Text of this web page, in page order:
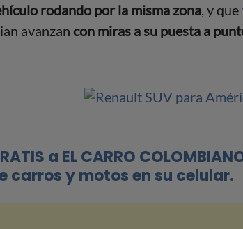
rodando por la misma zona, y que
avanzan con miras a su puesta a
a EL CARRO
carros y motos en su celular.